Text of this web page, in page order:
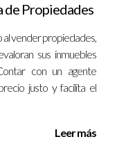
o mejorar ciertas
para los
cuenta cuando se
o tienes preguntas
venta de tu
mismo; él estará
camino hacia una
de Propiedades
al vender propiedades,
sus inmuebles
con un agente
justo y facilita el
Leer más